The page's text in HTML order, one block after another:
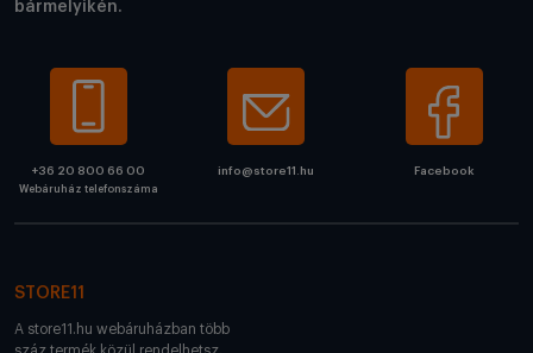
bármelyikén.
+36 20 800 66 00
Webáruház telefonszáma
info@store11.hu Facebook
STORE11
A store11.hu webáruházban több